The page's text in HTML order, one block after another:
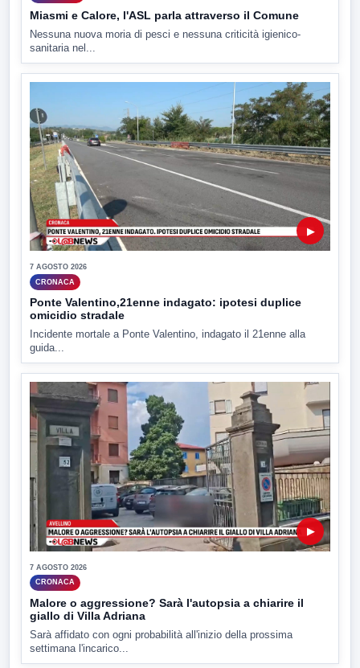
Miasmi e Calore, l'ASL parla attraverso il Comune
Nessuna nuova moria di pesci e nessuna criticità igienico-
sanitaria nel...
▶
7 AGOSTO 2026
CRONACA
Ponte Valentino,21enne indagato: ipotesi duplice
omicidio stradale
Incidente mortale a Ponte Valentino, indagato il 21enne alla
guida...
▶
7 AGOSTO 2026
CRONACA
Malore o aggressione? Sarà l'autopsia a chiarire il
giallo di Villa Adriana
Sarà affidato con ogni probabilità all'inizio della prossima
settimana l'incarico...